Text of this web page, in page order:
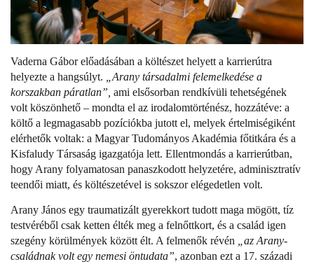
Vaderna Gábor előadásában a költészet helyett a karrierútra
helyezte a hangsúlyt.
„Arany társadalmi felemelkedése a
korszakban páratlan”, ami elsősorban rendkívüli tehetségének
volt köszönhető – mondta el az irodalomtörténész, hozzátéve: a
költő a legmagasabb pozíciókba jutott el, melyek értelmiségiként
elérhetők voltak: a Magyar Tudományos Akadémia főtitkára és a
Kisfaludy Társaság igazgatója lett. Ellentmondás a karrierútban,
hogy Arany folyamatosan panaszkodott helyzetére, adminisztratív
teendői miatt, és költészetével is sokszor elégedetlen volt.
Arany János egy traumatizált gyerekkort tudott maga mögött, tíz
testvéréből csak ketten élték meg a felnőttkort, és a család igen
szegény körülmények között élt. A felmenők révén
„az Arany-
családnak volt egy nemesi öntudata”, azonban ezt a 17. századi